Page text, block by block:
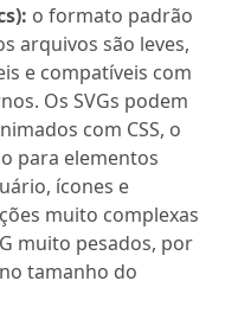
o formato padrão
arquivos são leves,
e compatíveis com
Os SVGs podem
com CSS, o
para elementos
ícones e
muito complexas
muito pesados, por
tamanho do